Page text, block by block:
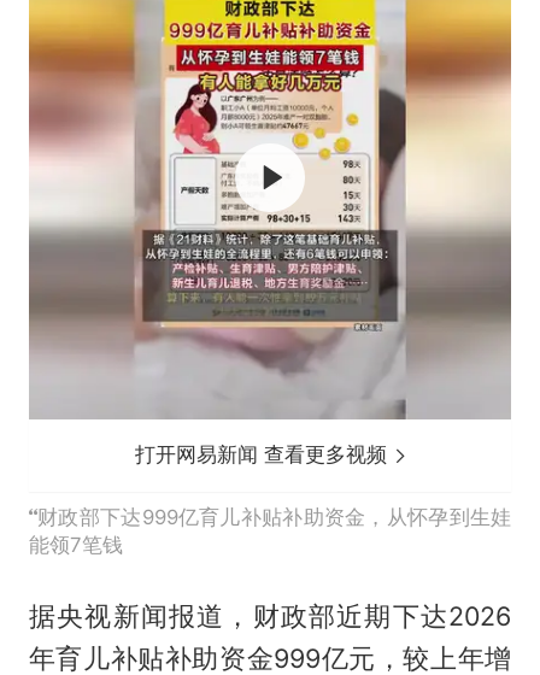
打开网易新闻 查看更多视频
财政部下达999亿育儿补贴补助资金，从怀孕到生娃
能领7笔钱
据央视新闻报道，财政部近期下达2026
年育儿补贴补助资金999亿元，较上年增